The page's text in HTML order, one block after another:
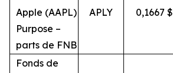
Apple (AAPL)
Purpose –
parts de FNB
APLY 0,1667 $
Fonds de